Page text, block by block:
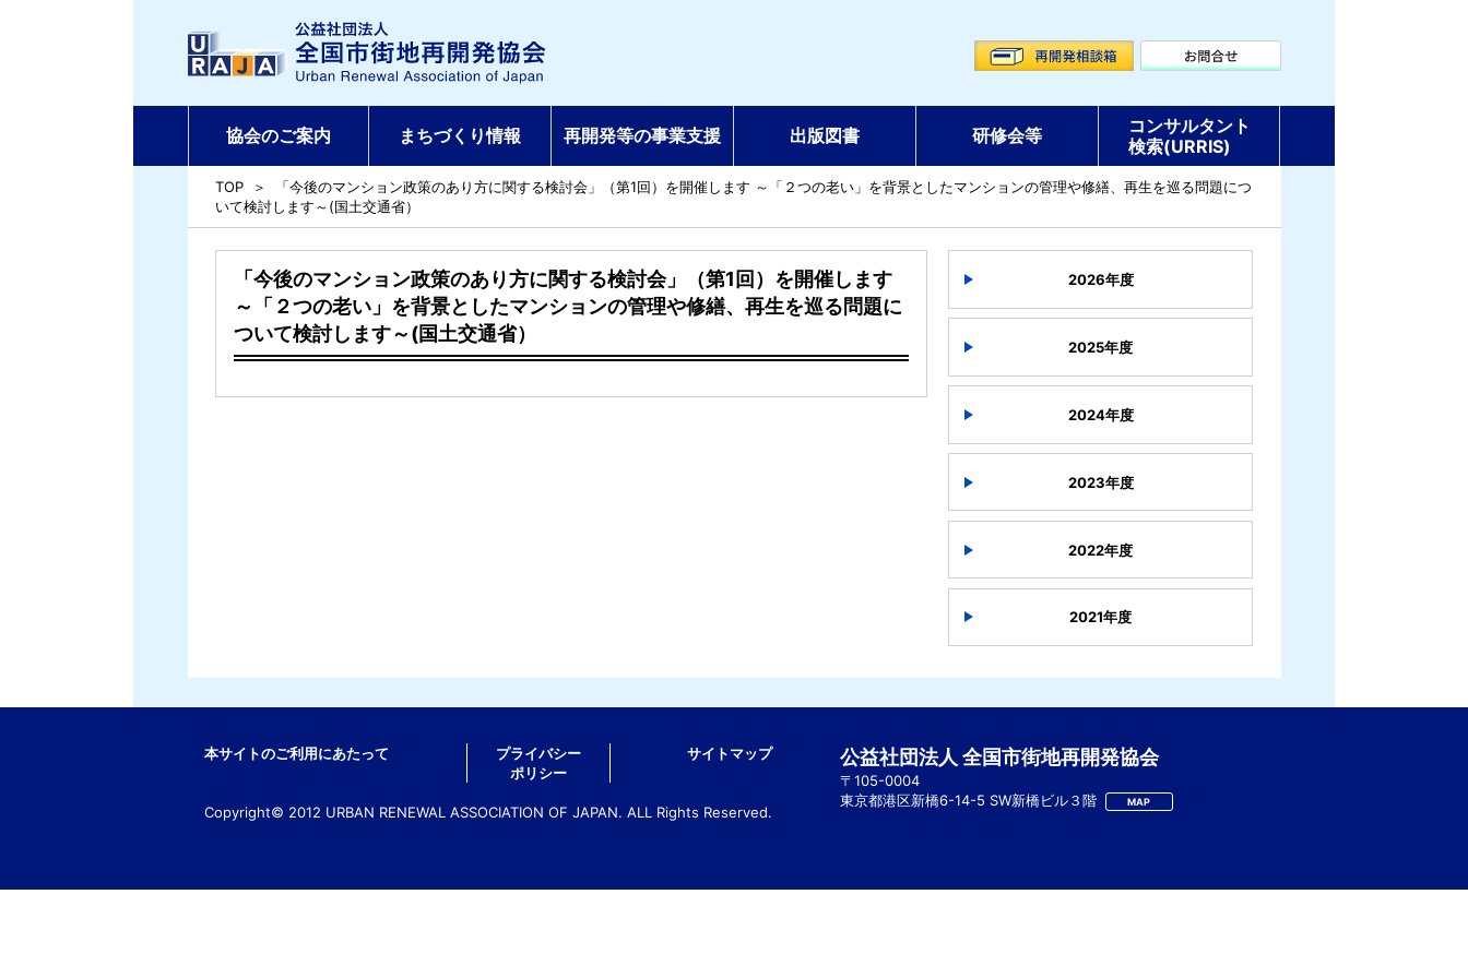
協会のご案内 まちづくり情報 再開発等の事業支援 出版図書 研修会等
コンサルタント
検索(URRIS)
TOP
「今後のマンション政策のあり方に関する検討会」（第1回）を開催します ～「２つの老い」を背景としたマンションの管理や修繕、再生を巡る問題につ
いて検討します～(国土交通省）
「今後のマンション政策のあり方に関する検討会」（第1回）を開催します
～「２つの老い」を背景としたマンションの管理や修繕、再生を巡る問題に
ついて検討します～(国土交通省）
2026年度
2025年度
2024年度
2023年度
2022年度
2021年度
本サイトのご利用にあたって
プライバシー
ポリシー
サイトマップ
Copyright© 2012 URBAN RENEWAL ASSOCIATION OF JAPAN. ALL Rights Reserved.
公益社団法人 全国市街地再開発協会
〒105-0004
東京都港区新橋6-14-5 SW新橋ビル３階
MAP